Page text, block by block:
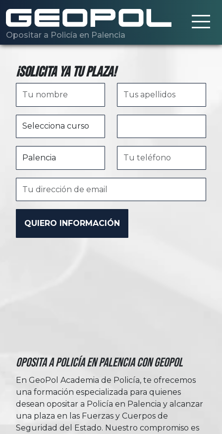
Opositar a Policía en Palencia
¡Solicita ya tu plaza!
Oposita a Policía en Palencia con Geopol
En GeoPol Academia de Policía, te ofrecemos
una formación especializada para quienes
desean opositar a Policía en Palencia y alcanzar
una plaza en las Fuerzas y Cuerpos de
Seguridad del Estado. Nuestro compromiso es